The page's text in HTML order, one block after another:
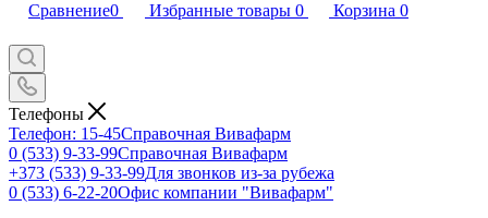
Сравнение0 Избранные товары 0 Корзина 0
Телефоны
Телефон: 15-45Справочная Вивафарм
0 (533) 9-33-99Справочная Вивафарм
+373 (533) 9-33-99Для звонков из-за рубежа
0 (533) 6-22-20Офис компании "Вивафарм"